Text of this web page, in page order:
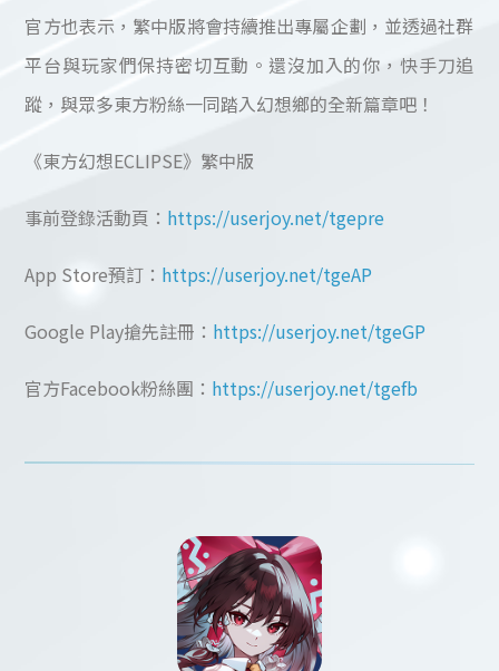
官方也表示，繁中版將會持續推出專屬企劃，並透過社群
平台與玩家們保持密切互動。還沒加入的你，快手刀追
蹤，與眾多東方粉絲一同踏入幻想鄉的全新篇章吧！
《東方幻想ECLIPSE》繁中版
事前登錄活動頁： https://userjoy.net/tgepre
App Store預訂： https://userjoy.net/tgeAP
Google Play搶先註冊： https://userjoy.net/tgeGP
官方Facebook粉絲團： https://userjoy.net/tgefb